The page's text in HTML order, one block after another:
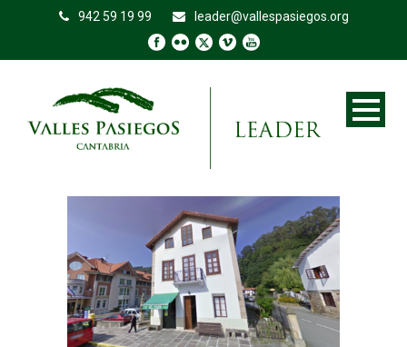
942 59 19 99 leader@vallespasiegos.org